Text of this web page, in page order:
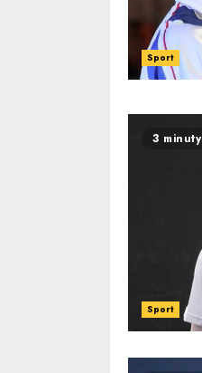
Sport
3 minuty
Sport